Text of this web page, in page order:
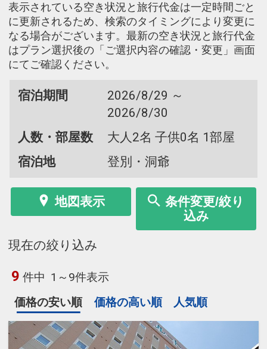
表示されている空き状況と旅行代金は一定時間ごと
に更新されるため、検索のタイミングにより変更に
なる場合がございます。最新の空き状況と旅行代金
はプラン選択後の「ご選択内容の確認・変更」画面
にてご確認ください。
宿泊期間
2026/8/29 ～
2026/8/30
人数・部屋数
大人2名 子供0名 1部屋
宿泊地
登別・洞爺
地図表示
条件変更/絞り
込み
現在の絞り込み
9 件中 1～9件表示
価格の安い順
価格の高い順 人気順